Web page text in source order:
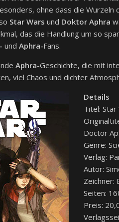
ohne dass die Wurzeln
Star Wars und Doktor Aphra
das die Handlung um so
und Aphra-Fans.
Aphra-Geschichte, die mit
viel Chaos und dichter
Details
Titel: Star
Doctor
Genre:
Verlag:
Autor:
Zeichner:
Seiten:
Preis: